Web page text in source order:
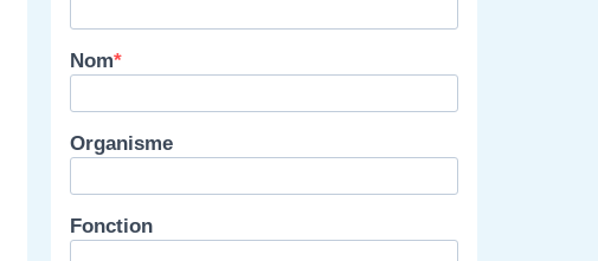
Nom
Organisme
Fonction